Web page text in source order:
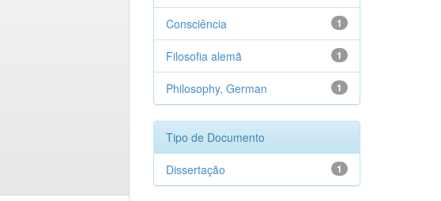
1
Consciência
1
Filosofia alemã
1
Philosophy, German
Tipo de Documento
1
Dissertação